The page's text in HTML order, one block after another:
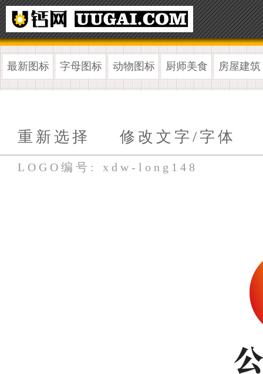
最新图标 字母图标 动物图标 厨师美食 房屋建筑
重新选择 修改文字/字体
LOGO编号: xdw-long148